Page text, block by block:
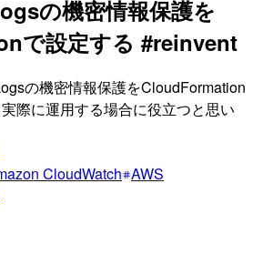
の機密情報保護を
で設定する #reinvent
の機密情報保護をCloudFormation
際に運用する場合に役立つと思い
CloudWatch AWS